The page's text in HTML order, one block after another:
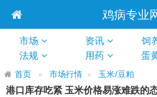
鸡病专业
市场 资讯 饲
法规
用药 蛋
首页 市场行情 玉米/豆粕
港口库存吃紧 玉米价格易涨难跌的